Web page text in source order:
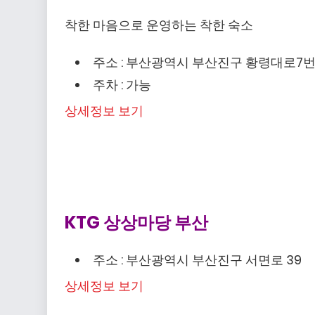
착한 마음으로 운영하는 착한 숙소
주소 : 부산광역시 부산진구 황령대로7
주차 : 가능
상세정보 보기
KTG 상상마당 부산
주소 : 부산광역시 부산진구 서면로 39
상세정보 보기